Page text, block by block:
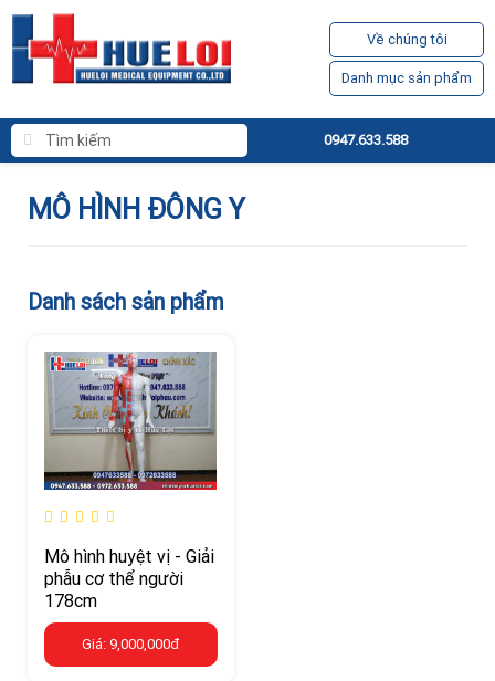
Về chúng tôi
Danh mục sản phẩm
0947.633.588
MÔ HÌNH ĐÔNG Y
Danh sách sản phẩm
Mô hình huyệt vị - Giải
phẫu cơ thể người
178cm
Giá: 9,000,000đ